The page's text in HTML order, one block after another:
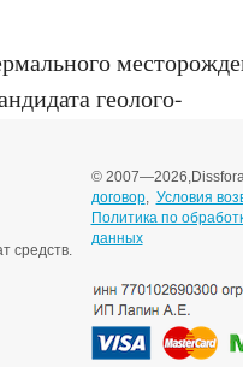
геолого-
средств.
© 2007—2026,
договор, Условия
Политика по
данных